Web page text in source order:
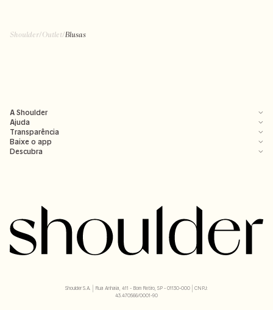
A Shoulder
Ajuda
Transparência